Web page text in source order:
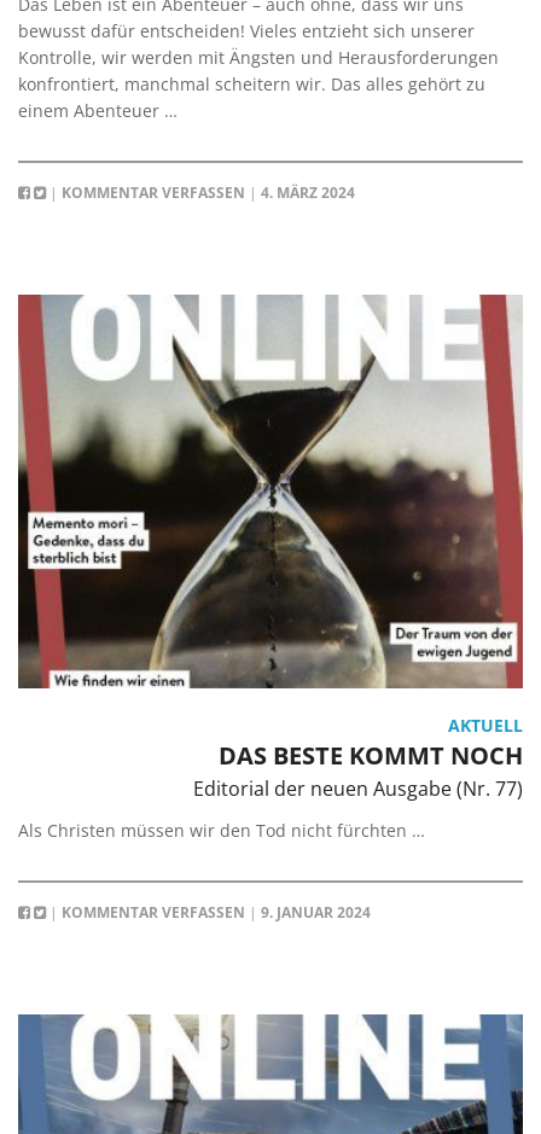
bewusst dafür entscheiden! Vieles entzieht sich unserer
Kontrolle, wir werden mit Ängsten und Herausforderungen
konfrontiert, manchmal scheitern wir. Das alles gehört zu
einem Abenteuer …
| KOMMENTAR VERFASSEN | 4. MÄRZ 2024
AKTUELL
DAS BESTE KOMMT NOCH
Editorial der neuen Ausgabe (Nr. 77)
Als Christen müssen wir den Tod nicht fürchten …
| KOMMENTAR VERFASSEN | 9. JANUAR 2024